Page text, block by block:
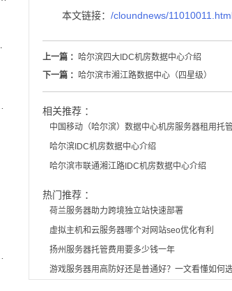
本文链接： /cloundnews/
上一篇 ： 哈尔滨四大IDC机房数据中心介绍
下一篇 ： 哈尔滨市湘江路数据中心（四星级）
相关推荐 ：
中国移动（哈尔滨）数据中心机房服务器租用托管
哈尔滨IDC机房数据中心介绍
哈尔滨市联通湘江路IDC机房数据中心介绍
热门推荐 ：
荷兰服务器助力跨境独立站快速部署
虚拟主机和云服务器哪个对网站seo优化有利
扬州服务器托管费用要多少钱一年
游戏服务器用高防好还是普通好？一文看懂如何